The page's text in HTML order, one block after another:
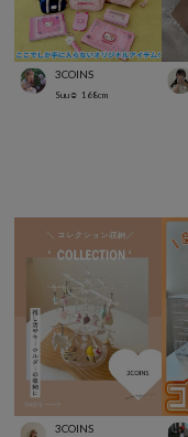
3COINS
Suu☺︎ 168cm
3COINS